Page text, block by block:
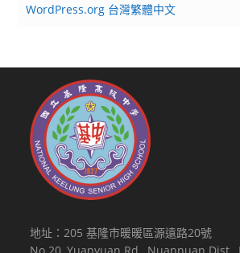
WordPress.org 台灣繁體中文
地址：205 基隆市暖暖區源遠路20號